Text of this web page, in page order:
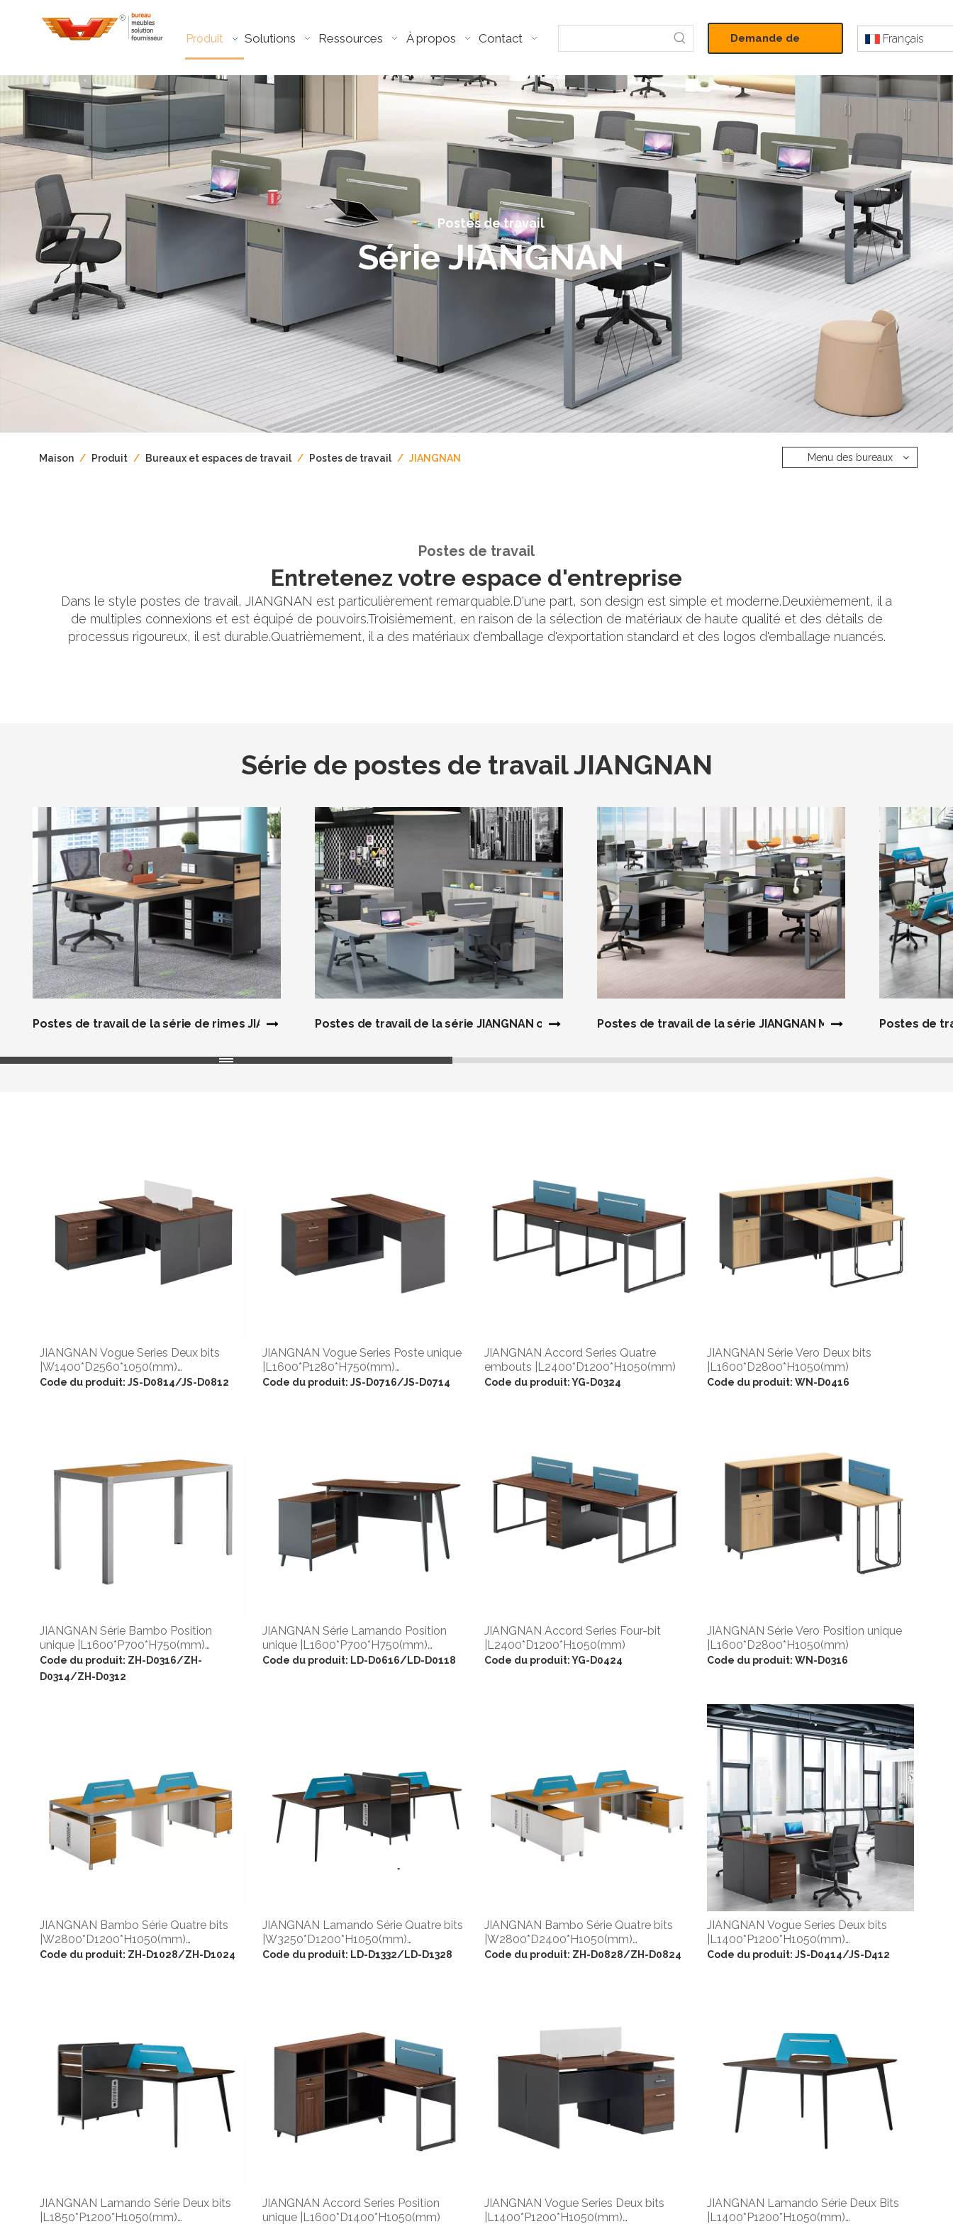
Produit Solutions Ressources À propos Contact Demande de Français
Postes de travail
Série JIANGNAN
Maison / Produit / Bureaux et espaces de travail​​​​​​​ / Postes de travail / JIANGNAN Menu des bureaux
Postes de travail
Entretenez votre espace d'entreprise
Dans le style postes de travail, JIANGNAN est particulièrement remarquable.D'une part, son design est simple et moderne.Deuxièmement, il a
de multiples connexions et est équipé de pouvoirs.Troisièmement, en raison de la sélection de matériaux de haute qualité et des détails de
processus rigoureux, il est durable.Quatrièmement, il a des matériaux d'emballage d'exportation standard et des logos d'emballage nuancés.
Série de postes de travail JIANGNAN
Postes de travail de la série de rimes JIANGNAN Postes de travail de la série JIANGNAN ole Postes de travail de la série JIANGNAN Mush Postes de
JIANGNAN Vogue Series Deux bits
|W1400*D2560*1050(mm)
|L1200*P2560*H1050
Code du produit: JS-D0814/JS-D0812
JIANGNAN Vogue Series Poste unique
|L1600*P1280*H750(mm)
|L1400*P1280*H750
Code du produit: JS-D0716/JS-D0714
JIANGNAN Accord Series Quatre
embouts |L2400*D1200*H1050(mm)
Code du produit:YG-D0324
JIANGNAN Série Vero Deux bits
|L1600*D2800*H1050(mm)
Code du produit: WN-D0416
JIANGNAN Série Bambo Position
unique |L1600*P700*H750(mm)
|L1400*P600*H750(mm)
|W1200*D600*H750(mm)
Code du produit: ZH-D0316/ZH-
D0314/ZH-D0312
JIANGNAN Série Lamando Position
unique |L1600*P700*H750(mm)
|W1400*D600*H750(mm)
Code du produit: LD-D0616/LD-D0118
JIANGNAN Accord Series Four-bit
|L2400*D1200*H1050(mm)
Code du produit:YG-D0424
JIANGNAN Série Vero Position unique
|L1600*D2800*H1050(mm)
Code du produit: WN-D0316
JIANGNAN Bambo Série Quatre bits
|W2800*D1200*H1050(mm)
|L2400*D1200*H1050(mm)
Code du produit: ZH-D1028/ZH-D1024
JIANGNAN Lamando Série Quatre bits
|W3250*D1200*H1050(mm)
|L2850*D1200*H1050(mm)
Code du produit: LD-D1332/LD-D1328
JIANGNAN Bambo Série Quatre bits
|W2800*D2400*H1050(mm)
|W2400*D2400*H1050(mm)
Code du produit: ZH-D0828/ZH-D0824
JIANGNAN Vogue Series Deux bits
|L1400*P1200*H1050(mm)
|W1200*D1200*H1050(mm)
Code du produit: JS-D0414/JS-D412
JIANGNAN Lamando Série Deux bits
|L1850*P1200*H1050(mm)
JIANGNAN Accord Series Position
unique |L1600*D1400*H1050(mm)
JIANGNAN Vogue Series Deux bits
|L1400*P1200*H1050(mm)
JIANGNAN Lamando Série Deux Bits
|L1400*P1200*H1050(mm)